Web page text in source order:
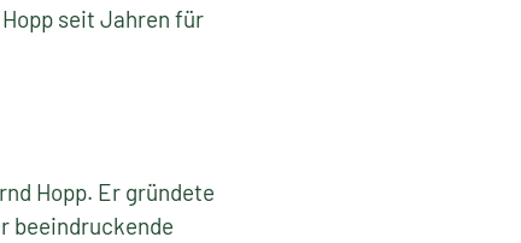
seit Jahren für
Hopp. Er gründete
beeindruckende